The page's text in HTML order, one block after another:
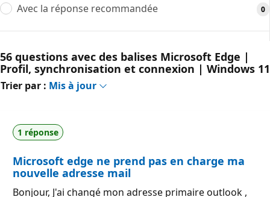
Avec la réponse recommandée 0
56 questions avec des balises Microsoft Edge |
Profil, synchronisation et connexion | Windows 11
Trier par : Mis à jour
1 réponse
Microsoft edge ne prend pas en charge ma
nouvelle adresse mail
Bonjour, J'ai changé mon adresse primaire outlook ,